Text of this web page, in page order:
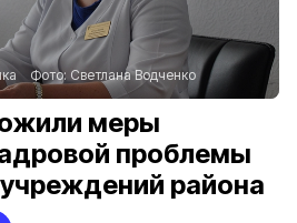
Фото: Светлана Водченко
меры
проблемы
района